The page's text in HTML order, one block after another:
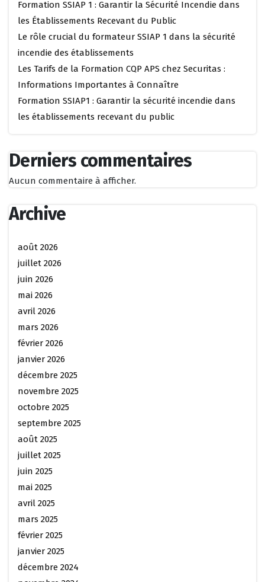
Formation SSIAP 1 : Garantir la Sécurité Incendie dans
les Établissements Recevant du Public
Le rôle crucial du formateur SSIAP 1 dans la sécurité
incendie des établissements
Les Tarifs de la Formation CQP APS chez Securitas :
Informations Importantes à Connaître
Formation SSIAP1 : Garantir la sécurité incendie dans
les établissements recevant du public
Derniers commentaires
Aucun commentaire à afficher.
Archive
août 2026
juillet 2026
juin 2026
mai 2026
avril 2026
mars 2026
février 2026
janvier 2026
décembre 2025
novembre 2025
octobre 2025
septembre 2025
août 2025
juillet 2025
juin 2025
mai 2025
avril 2025
mars 2025
février 2025
janvier 2025
décembre 2024